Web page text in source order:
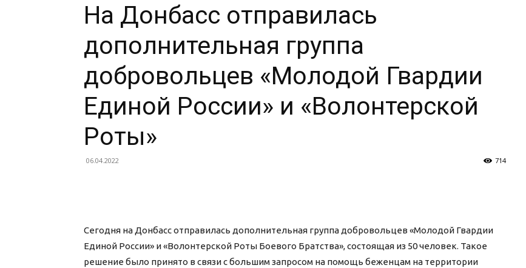
На Донбасс отправилась
дополнительная группа
добровольцев «Молодой Гвардии
Единой России» и «Волонтерской
Роты»
06.04.2022 714
Сегодня на Донбасс отправилась дополнительная группа добровольцев «Молодой Гвардии
Единой России» и «Волонтерской Роты Боевого Братства», состоящая из 50 человек. Такое
решение было принято в связи с большим запросом на помощь беженцам на территории